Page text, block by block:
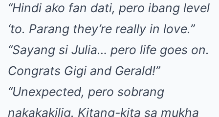
“Hindi ako fan dati, pero ibang level
‘to. Parang they’re really in love.”
“Sayang si Julia… pero life goes on.
Congrats Gigi and Gerald!”
“Unexpected, pero sobrang
nakakakilig. Kitang-kita sa mukha